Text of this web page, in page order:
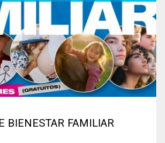
BIENESTAR FAMILIAR